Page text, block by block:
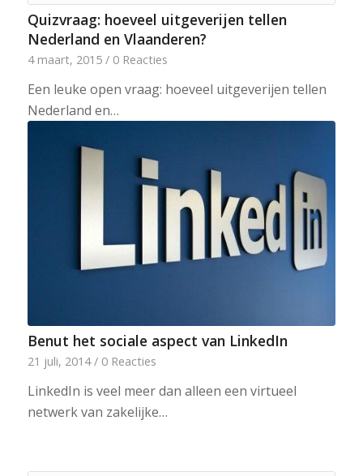
Quizvraag: hoeveel uitgeverijen tellen
Nederland en Vlaanderen?
4 maart, 2015 / 0 Reacties
Een leuke open vraag: hoeveel uitgeverijen tellen
Nederland en…
Benut het sociale aspect van LinkedIn
21 juli, 2014 / 0 Reacties
LinkedIn is veel meer dan alleen een virtueel
netwerk van zakelijke…